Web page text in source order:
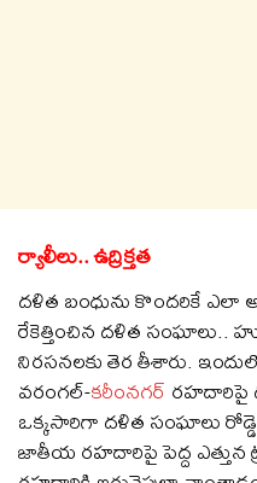
ర్యాలీలు.. ఉద్రిక్త‌త‌
ద‌ళిత బంధును కొంద‌రికే ఎలా
రేకెత్తించిన ద‌ళిత సంఘాలు..
నిర‌స‌న‌ల‌కు తెర తీశారు.
వ‌రంగ‌ల్‌-క‌రీంన‌గ‌ర్ ర‌హ‌దారిపై
ఒక్క‌సారిగా ద‌ళిత సంఘాలు
జాతీయ ర‌హ‌దారిపై పెద్ద ఎత్తున